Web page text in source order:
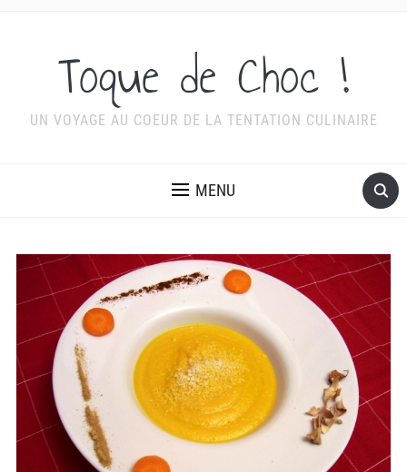
Toque de Choc !
UN VOYAGE AU COEUR DE LA TENTATION CULINAIRE
MENU